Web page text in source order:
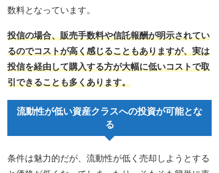
数料となっています。
投信の場合、販売手数料や信託報酬が明示されてい
るのでコストが高く感じることもありますが、実は
投信を経由して購入する方が大幅に低いコストで取
引できることも多くあります。
流動性が低い資産クラスへの投資が可能とな
る
条件は魅力的だが、流動性が低く売却しようとする